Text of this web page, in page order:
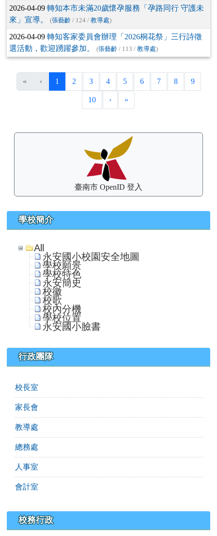
2026-04-09 轉知本市未滿20歲懷孕服務「孕路同行 守護未
來」宣導。
(張藝齡 / 124 / 教導處)
2026-04-09 轉知客家委員會辦理「2026桐花祭」三行詩徵
選活動，歡迎踴躍參加。
(張藝齡 / 113 / 教導處)
« ‹ 1 (目前頁次)
2 3 4 5 6 7 8 9
10 ›下一頁
»
左邊區域內容
臺南市 OpenID 登入
學校簡介
All
永安國小校園安全地圖
學校願景
學校特色
永安簡史
校徽
校歌
校內分機
學校位置
永安國小臉書
行政團隊
校長室
家長會
教導處
總務處
人事室
會計室
校務行政